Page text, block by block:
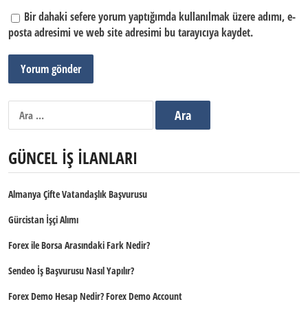
Bir dahaki sefere yorum yaptığımda kullanılmak üzere adımı, e-
posta adresimi ve web site adresimi bu tarayıcıya kaydet.
GÜNCEL İŞ İLANLARI
Almanya Çifte Vatandaşlık Başvurusu
Gürcistan İşçi Alımı
Forex ile Borsa Arasındaki Fark Nedir?
Sendeo İş Başvurusu Nasıl Yapılır?
Forex Demo Hesap Nedir? Forex Demo Account